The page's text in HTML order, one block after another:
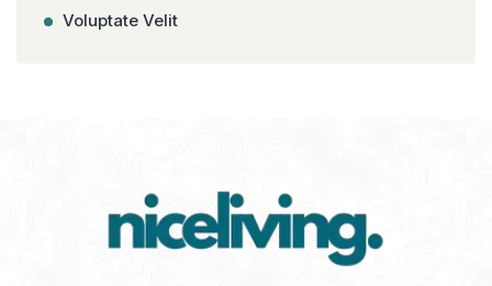
Voluptate Velit